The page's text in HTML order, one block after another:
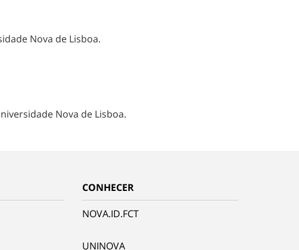
Nova de Lisboa.
Nova de Lisboa.
CONHECER
NOVA.ID.FCT
UNINOVA